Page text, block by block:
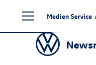
Seiteninhalt
springen
Medien Service